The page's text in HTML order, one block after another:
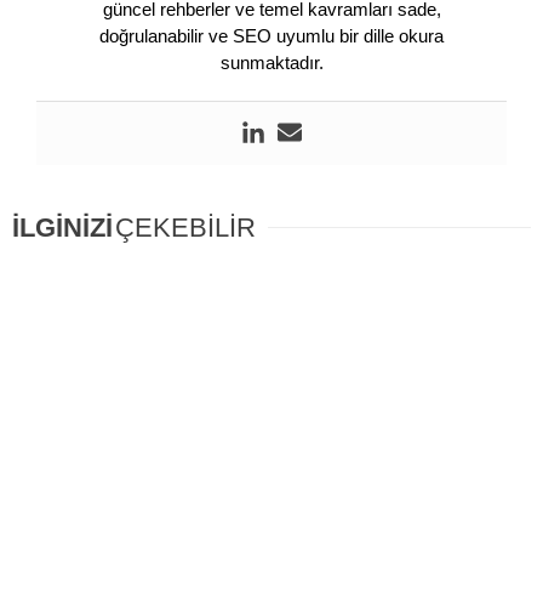
güncel rehberler ve temel kavramları sade,
doğrulanabilir ve SEO uyumlu bir dille okura
sunmaktadır.
İLGİNİZİÇEKEBİLİR